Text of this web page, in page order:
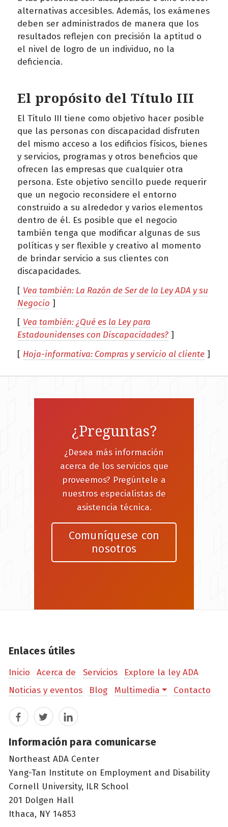
alternativas accesibles. Además, los exámenes
deben ser administrados de manera que los
resultados reflejen con precisión la aptitud o
el nivel de logro de un individuo, no la
deficiencia.
El propósito del Título III
El Título III tiene como objetivo hacer posible
que las personas con discapacidad disfruten
del mismo acceso a los edificios físicos, bienes
y servicios, programas y otros beneficios que
ofrecen las empresas que cualquier otra
persona. Este objetivo sencillo puede requerir
que un negocio reconsidere el entorno
construido a su alrededor y varios elementos
dentro de él. Es posible que el negocio
también tenga que modificar algunas de sus
políticas y ser flexible y creativo al momento
de brindar servicio a sus clientes con
discapacidades.
[ Vea también: La Razón de Ser de la Ley ADA y su
Negocio ]
[ Vea también: ¿Qué es la Ley para
Estadounidenses con Discapacidades? ]
[ Hoja-informativa: Compras y servicio al cliente ]
¿Preguntas?
¿Desea más información
acerca de los servicios que
proveemos? Pregúntele a
nuestros especialistas de
asistencia técnica.
Comuníquese con
nosotros
Enlaces útiles
Inicio Acerca de Servicios
Explore la ley ADA
Noticias y eventos
Blog Multimedia Contacto
FacebookTwitterLinkedIn
Información para comunicarse
Northeast ADA Center
Yang-Tan Institute on Employment and Disability
Cornell University, ILR School
201 Dolgen Hall
Ithaca, NY 14853